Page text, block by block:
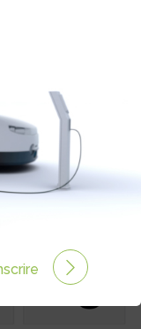
à 00:00